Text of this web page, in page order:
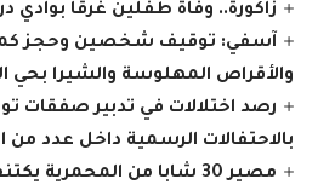
زاكورة.. وفاة طفلين غرقا بوادي
آسفي: توقيف شخصين وحجز
والأقراص المهلوسة والشيرا بحي
رصد اختلالات في تدبير صفقات
بالاحتفالات الرسمية داخل عدد من
مصير 30 شابا من